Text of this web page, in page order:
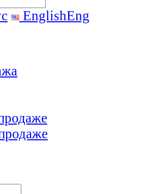
EnglishEng